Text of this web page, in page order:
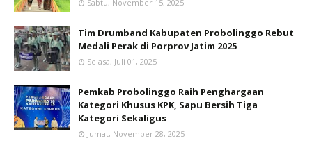
Sabtu, November 15, 2025
Tim Drumband Kabupaten Probolinggo Rebut
Medali Perak di Porprov Jatim 2025
Selasa, Juli 01, 2025
Pemkab Probolinggo Raih Penghargaan
Kategori Khusus KPK, Sapu Bersih Tiga
Kategori Sekaligus
Jumat, November 28, 2025